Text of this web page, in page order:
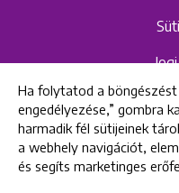
Hangrögzítéshez
Ha folytatod a böngészést
engedélyezése,” gombra
harmadik fél sütijeinek
a webhely navigációt,
és segíts marketinges